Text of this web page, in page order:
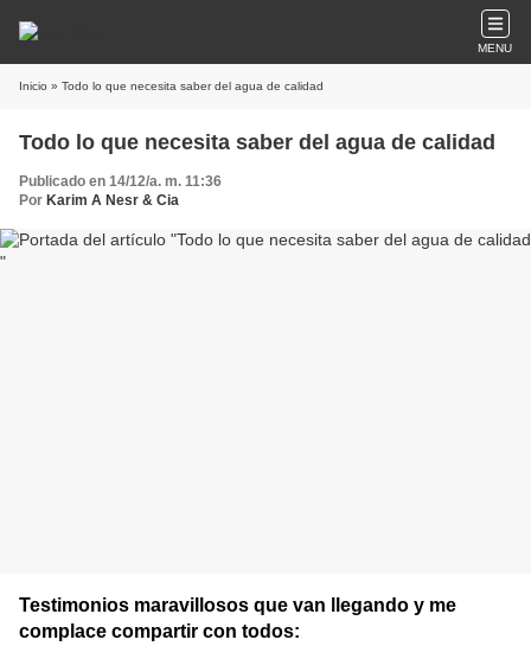
MENU
Inicio » Todo lo que necesita saber del agua de calidad
Todo lo que necesita saber del agua de calidad
Publicado en 14/12/a. m. 11:36
Por Karim A Nesr & Cia
Testimonios maravillosos que van llegando y me
complace compartir con todos: